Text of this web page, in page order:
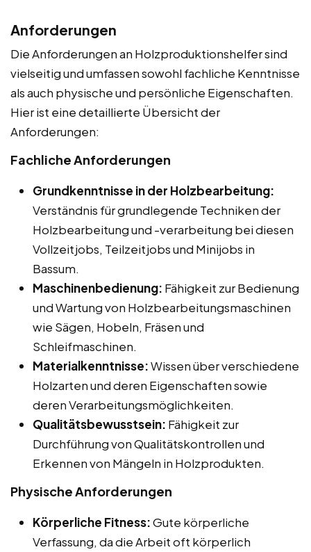
Anforderungen
Die Anforderungen an Holzproduktionshelfer sind
vielseitig und umfassen sowohl fachliche Kenntnisse
als auch physische und persönliche Eigenschaften.
Hier ist eine detaillierte Übersicht der
Anforderungen:
Fachliche Anforderungen
Grundkenntnisse in der Holzbearbeitung:
Verständnis für grundlegende Techniken der
Holzbearbeitung und -verarbeitung bei diesen
Vollzeitjobs, Teilzeitjobs und Minijobs in
Bassum.
Maschinenbedienung: Fähigkeit zur Bedienung
und Wartung von Holzbearbeitungsmaschinen
wie Sägen, Hobeln, Fräsen und
Schleifmaschinen.
Materialkenntnisse:Wissen über verschiedene
Holzarten und deren Eigenschaften sowie
deren Verarbeitungsmöglichkeiten.
Qualitätsbewusstsein: Fähigkeit zur
Durchführung von Qualitätskontrollen und
Erkennen von Mängeln in Holzprodukten.
Physische Anforderungen
Körperliche Fitness:Gute körperliche
Verfassung, da die Arbeit oft körperlich